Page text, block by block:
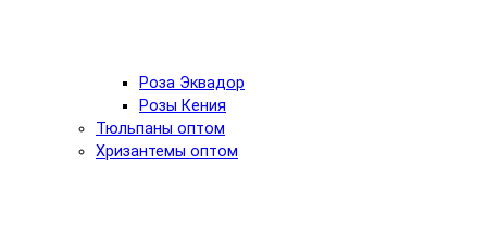
Роза Эквадор
Розы Кения
Тюльпаны оптом
Хризантемы оптом